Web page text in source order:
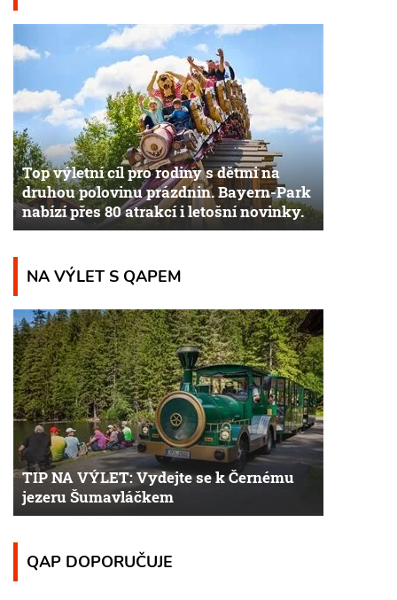
Top výletní cíl pro rodiny s dětmi na
druhou polovinu prázdnin. Bayern-Park
nabízí přes 80 atrakcí i letošní novinky.
NA VÝLET S QAPEM
TIP NA VÝLET: Vydejte se k Černému
jezeru Šumavláčkem
QAP DOPORUČUJE